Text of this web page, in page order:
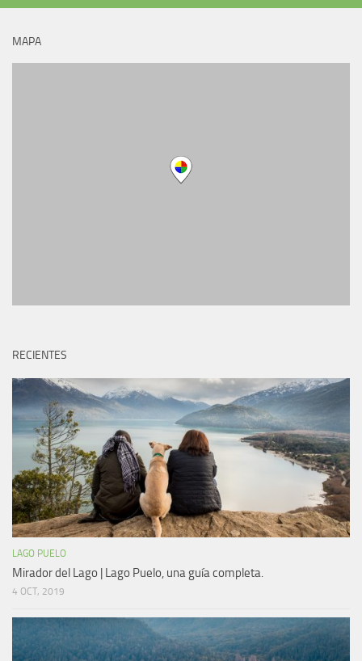
MAPA
RECIENTES
LAGO PUELO
Mirador del Lago | Lago Puelo, una guía completa.
4 OCT, 2019